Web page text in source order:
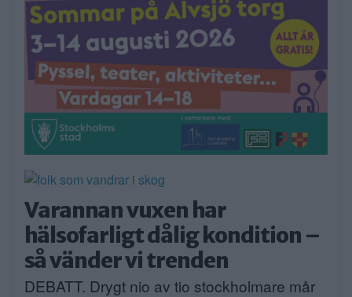
Varannan vuxen har
hälsofarligt dålig kondition –
så vänder vi trenden
DEBATT. Drygt nio av tio stockholmare mår